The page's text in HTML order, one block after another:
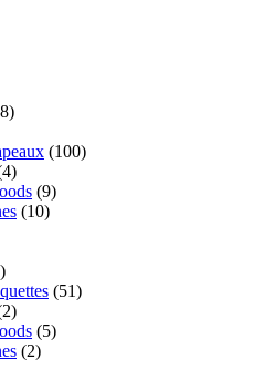
(100)
(9)
(10)
(51)
(5)
(2)